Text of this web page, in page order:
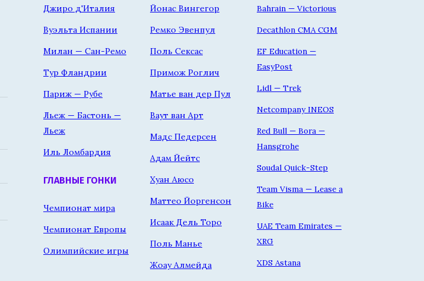
Джиро д'Италия
Вуэльта Испании
Милан — Сан-Ремо
Тур Фландрии
Париж — Рубе
Льеж — Бастонь —
Льеж
Иль Ломбардия
ГЛАВНЫЕ ГОНКИ
Чемпионат мира
Чемпионат Европы
Олимпийские игры
Йонас Вингегор
Ремко Эвенпул
Поль Сексас
Примож Роглич
Матье ван дер Пул
Ваут ван Арт
Мадс Педерсен
Адам Йейтс
Хуан Аюсо
Маттео Йоргенсон
Исаак Дель Торо
Поль Манье
Жоау Алмейда
Bahrain — Victorious
Decathlon CMA CGM
EF Education —
EasyPost
Lidl — Trek
Netcompany INEOS
Red Bull — Bora —
Hansgrohe
Soudal Quick-Step
Team Visma — Lease a
Bike
UAE Team Emirates —
XRG
XDS Astana